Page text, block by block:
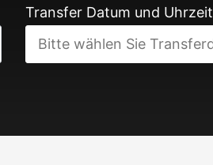
Transfer Datum und Uhrzeit